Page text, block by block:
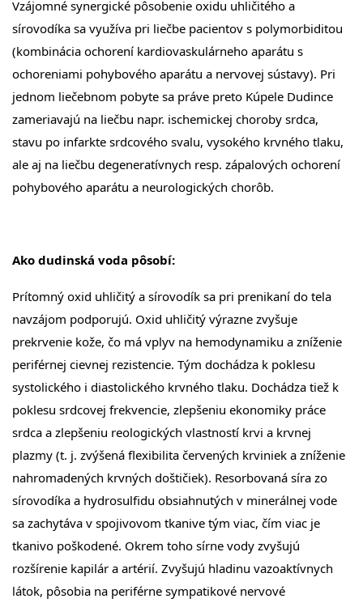
Vzájomné synergické pôsobenie oxidu uhličitého a
sírovodíka sa využíva pri liečbe pacientov s polymorbiditou
(kombinácia ochorení kardiovaskulárneho aparátu s
ochoreniami pohybového aparátu a nervovej sústavy). Pri
jednom liečebnom pobyte sa práve preto Kúpele Dudince
zameriavajú na liečbu napr. ischemickej choroby srdca,
stavu po infarkte srdcového svalu, vysokého krvného tlaku,
ale aj na liečbu degeneratívnych resp. zápalových ochorení
pohybového aparátu a neurologických chorôb.
Ako dudinská voda pôsobí:
Prítomný oxid uhličitý a sírovodík sa pri prenikaní do tela
navzájom podporujú. Oxid uhličitý výrazne zvyšuje
prekrvenie kože, čo má vplyv na hemodynamiku a zníženie
periférnej cievnej rezistencie. Tým dochádza k poklesu
systolického i diastolického krvného tlaku. Dochádza tiež k
poklesu srdcovej frekvencie, zlepšeniu ekonomiky práce
srdca a zlepšeniu reologických vlastností krvi a krvnej
plazmy (t. j. zvýšená flexibilita červených krviniek a zníženie
nahromadených krvných doštičiek). Resorbovaná síra zo
sírovodíka a hydrosulfidu obsiahnutých v minerálnej vode
sa zachytáva v spojivovom tkanive tým viac, čím viac je
tkanivo poškodené. Okrem toho sírne vody zvyšujú
rozšírenie kapilár a artérií. Zvyšujú hladinu vazoaktívnych
látok, pôsobia na periférne sympatikové nervové